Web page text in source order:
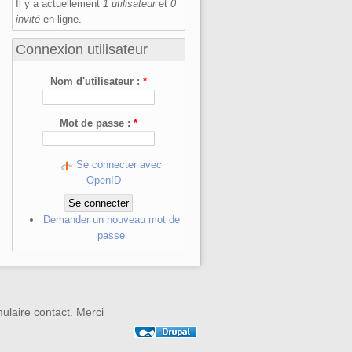
Il y a actuellement1 utilisateuret0
invité en ligne.
Connexion utilisateur
Nom d'utilisateur :*
Mot de passe :*
Se connecter avec
OpenID
Demander un nouveau mot de
passe
contact. Merci